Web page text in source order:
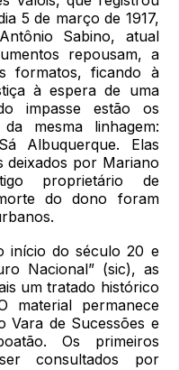
5 de março de 1917,
Sabino, atual
repousam, a
formatos, ficando à
à espera de uma
impasse estão os
mesma linhagem:
Albuquerque. Elas
deixados por Mariano
proprietário de
do dono foram
início do século 20 e
Nacional” (sic), as
um tratado histórico
material permanece
Vara de Sucessões e
Os primeiros
consultados por